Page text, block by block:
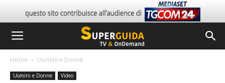
Home Uomini e Donne
Uomini e Donne Video